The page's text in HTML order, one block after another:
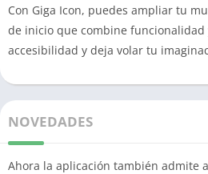
Con Giga Icon, puedes ampliar tu
de inicio que combine funcionalidad
accesibilidad y deja volar tu
NOVEDADES
Ahora la aplicación también admite